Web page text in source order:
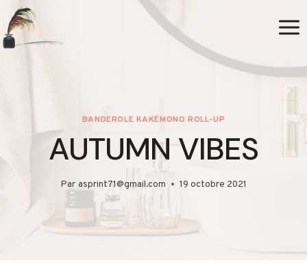
Aller
au
contenu
BANDEROLE KAKÉMONO ROLL-UP
AUTUMN VIBES
Par asprint71@gmail.com 19 octobre 2021